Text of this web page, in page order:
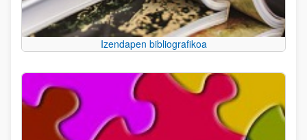
Izendapen bibliografikoa